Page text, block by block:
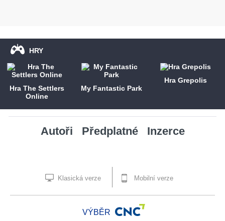
HRY
Hra The Settlers
Online
My Fantastic Park
Hra Grepolis
Autoři Předplatné Inzerce
Klasická verze Mobilní verze
VÝBĚR